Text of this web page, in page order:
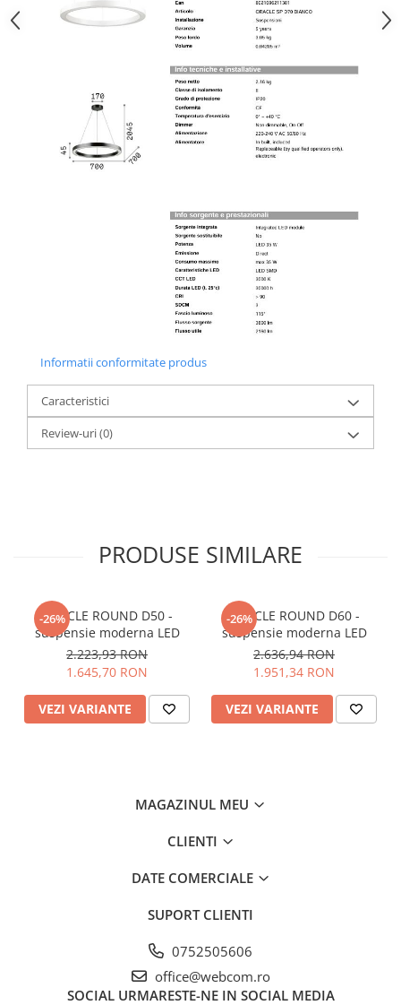
Informatii conformitate produs
Caracteristici
Review-uri(0)
PRODUSE SIMILARE
-26%
ORACLE ROUND D50 -
suspensie moderna LED
2.223,93 RON
1.645,70 RON
VEZI VARIANTE
-26%
ORACLE ROUND D60 -
suspensie moderna LED
2.636,94 RON
1.951,34 RON
VEZI VARIANTE
MAGAZINUL MEU
CLIENTI
DATE COMERCIALE
SUPORT CLIENTI
0752505606
office@webcom.ro
SOCIAL URMARESTE-NE IN SOCIAL MEDIA